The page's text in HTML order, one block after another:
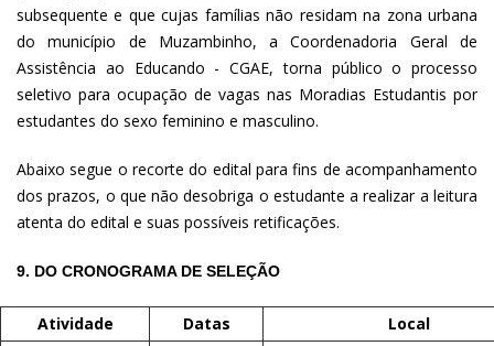
subsequente e que cujas famílias não residam na zona urbana
do município de Muzambinho, a Coordenadoria Geral de
Assistência ao Educando - CGAE, torna público o processo
seletivo para ocupação de vagas nas Moradias Estudantis por
estudantes do sexo feminino e masculino.
Abaixo segue o recorte do edital para fins de acompanhamento
dos prazos, o que não desobriga o estudante a realizar a leitura
atenta do edital e suas possíveis retificações.
9. DO CRONOGRAMA DE SELEÇÃO
Atividade Datas
Local